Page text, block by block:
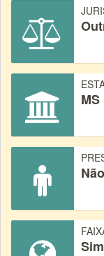
MS
Não
Sim